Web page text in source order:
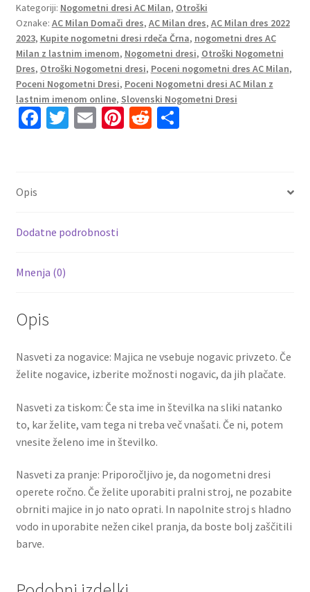
Domači
2022-
23
Kratek
Rokav
+
Kratke
hlače
Kategoriji: Nogometni dresi AC Milan, Otroški
Oznake: AC Milan Domači dres, AC Milan dres, AC Milan dres 2022
2023, Kupite nogometni dresi rdeča Črna, nogometni dres AC
Milan z lastnim imenom, Nogometni dresi, Otroški Nogometni
Dres, Otroški Nogometni dresi, Poceni nogometni dres AC Milan,
Poceni Nogometni Dresi, Poceni Nogometni dresi AC Milan z
lastnim imenom online, Slovenski Nogometni Dresi
Fa
k
T E Pi R S
Opis
Dodatne podrobnosti
Mnenja (0)
Opis
Nasveti za nogavice: Majica ne vsebuje nogavic privzeto. Če
želite nogavice, izberite možnosti nogavic, da jih plačate.
Nasveti za tiskom: Če sta ime in številka na sliki natanko
to, kar želite, vam tega ni treba več vnašati. Če ni, potem
vnesite želeno ime in številko.
Nasveti za pranje: Priporočljivo je, da nogometni dresi
operete ročno. Če želite uporabiti pralni stroj, ne pozabite
obrniti majice in jo nato oprati. In napolnite stroj s hladno
vodo in uporabite nežen cikel pranja, da boste bolj zaščitili
barve.